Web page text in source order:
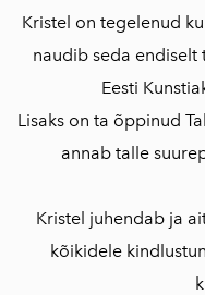
Kristel on tegelenud
naudib seda endiselt
Eesti
Lisaks on ta õppinud
annab talle
Kristel juhendab ja
kõikidele